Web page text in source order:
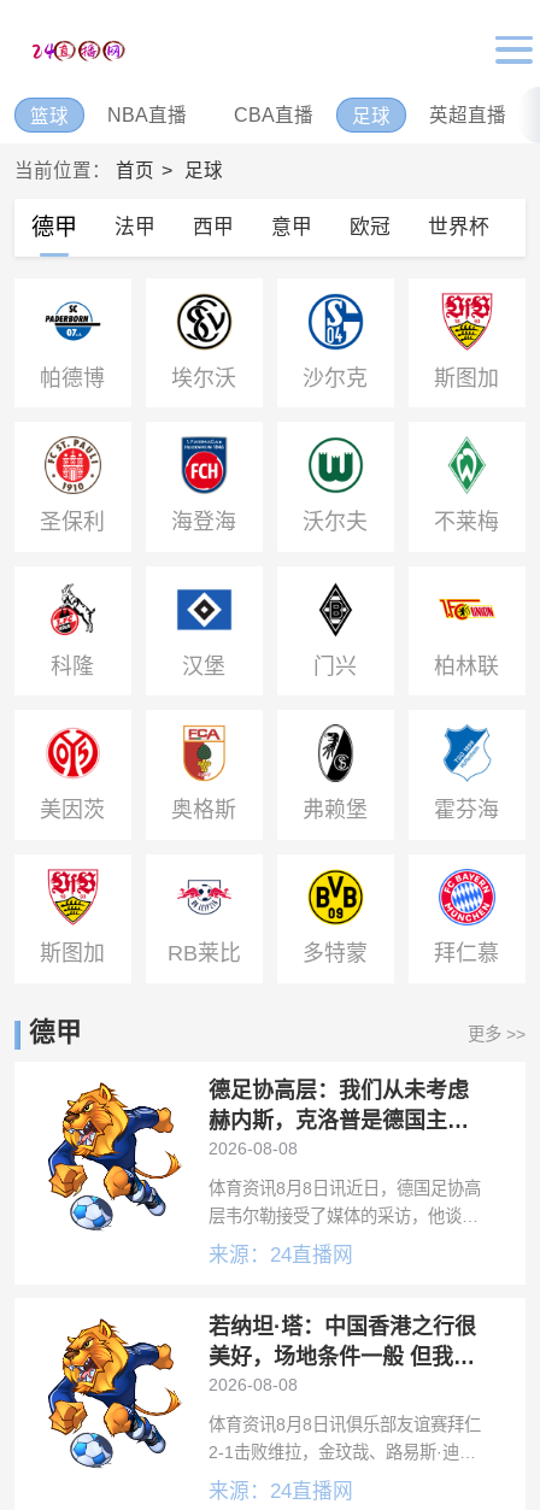
篮球 NBA直播 CBA直播 足球 英超直播
当前位置： 首页 足球
德甲 法甲 西甲 意甲 欧冠 世界杯
帕德博
恩
埃尔沃
斯贝格
沙尔克
04
斯图加
特
圣保利
o
海登海 沃尔夫
斯堡 o
不莱梅
科隆 汉堡 门兴 柏林联
合
美因茨 奥格斯 弗赖堡 霍芬海
姆
斯图加 RB莱比 多特蒙 拜仁慕
德甲 更多 >>
德足协高层：我们从未考虑
赫内斯，克洛普是德国主帅
的理想人选
2026-08-08
体育资讯8月8日讯近日，德国足协高
层韦尔勒接受了媒体的采访，他谈到
了德国主帅的选择过程。韦尔勒说
就明确知道，能够与新任国家队主教
练达成一
来源：24直播网
若纳坦·塔：中国香港之行很
美好，场地条件一般 但我们
踢得不错
2026-08-08
体育资讯8月8日讯俱乐部友谊赛拜仁
2-1击败维拉，金玟哉、路易斯·迪亚
斯各入一球，若昂·戈麦斯为维拉破
来源：24直播网